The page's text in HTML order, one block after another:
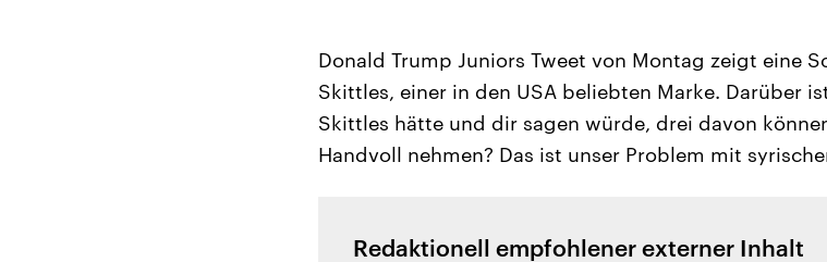
Donald Trump Juniors Tweet von Montag zeigt eine
Skittles, einer in den USA beliebten Marke. Darüber
Skittles hätte und dir sagen würde, drei davon
Handvoll nehmen? Das ist unser Problem mit
Redaktionell empfohlener externer Inhalt